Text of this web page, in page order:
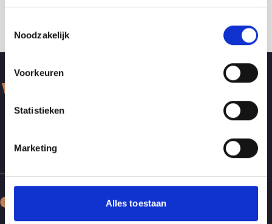
Noodzakelijk
Voorkeuren
Statistieken
Marketing
Alles toestaan
Volg onze sociale netwerken
Over ons